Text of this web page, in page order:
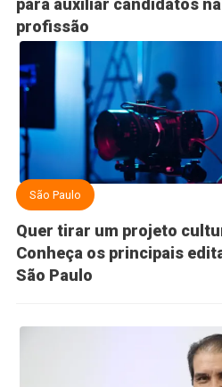
para auxiliar candidatos
profissão
São Paulo
Quer tirar um projeto
Conheça os principais
São Paulo